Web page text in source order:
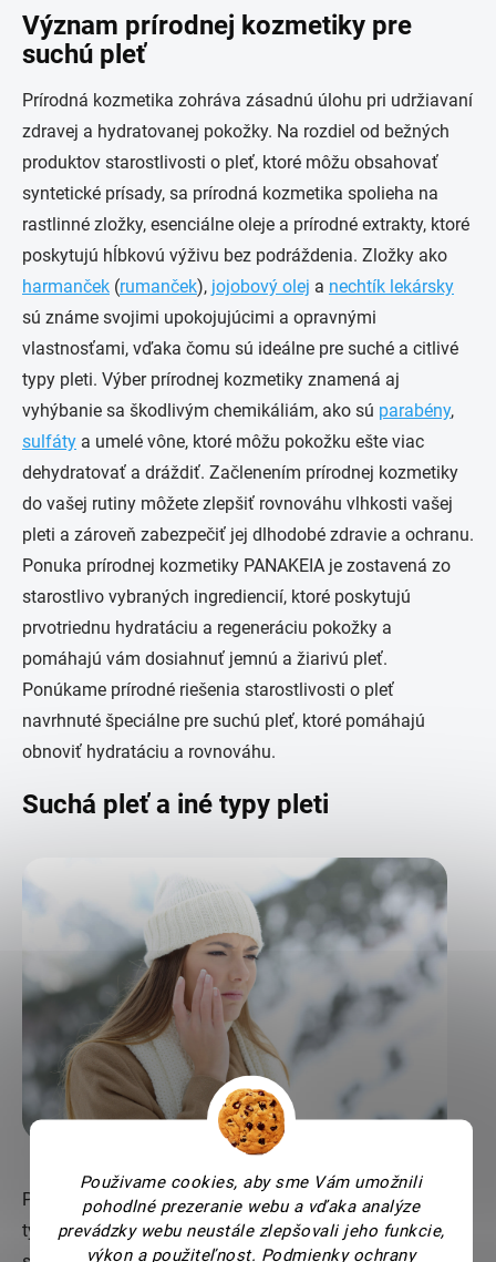
Použivame cookies, aby sme Vám umožnili
pohodlné prezeranie webu a vďaka analýze
prevádzky webu neustále zlepšovali jeho funkcie,
výkon a použiteľnost. Podmienky ochrany
Význam prírodnej kozmetiky pre
suchú pleť
Prírodná kozmetika zohráva zásadnú úlohu pri udržiavaní
zdravej a hydratovanej pokožky. Na rozdiel od bežných
produktov starostlivosti o pleť, ktoré môžu obsahovať
syntetické prísady, sa prírodná kozmetika spolieha na
rastlinné zložky, esenciálne oleje a prírodné extrakty, ktoré
poskytujú hĺbkovú výživu bez podráždenia. Zložky ako
harmanček (rumanček), jojobový olej a nechtík lekársky
sú známe svojimi upokojujúcimi a opravnými
vlastnosťami, vďaka čomu sú ideálne pre suché a citlivé
typy pleti. Výber prírodnej kozmetiky znamená aj
vyhýbanie sa škodlivým chemikáliám, ako sú parabény,
sulfáty a umelé vône, ktoré môžu pokožku ešte viac
dehydratovať a dráždiť. Začlenením prírodnej kozmetiky
do vašej rutiny môžete zlepšiť rovnováhu vlhkosti vašej
pleti a zároveň zabezpečiť jej dlhodobé zdravie a ochranu.
Ponuka prírodnej kozmetiky PANAKEIA je zostavená zo
starostlivo vybraných ingrediencií, ktoré poskytujú
prvotriednu hydratáciu a regeneráciu pokožky a
pomáhajú vám dosiahnuť jemnú a žiarivú pleť.
Ponúkame prírodné riešenia starostlivosti o pleť
navrhnuté špeciálne pre suchú pleť, ktoré pomáhajú
obnoviť hydratáciu a rovnováhu.
Suchá pleť a iné typy pleti
Pochopenie rozdielov medzi suchou pleťou a ostatnými
typmi pleti môže pomôcť pri zostavovaní správnej rutiny